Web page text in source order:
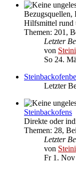
Bezugsquellen,
Hilfsmittel rund
Themen: 201 ,
Letzter
von Steini
So 24.
Letzter
Steinbackofens
Direkte oder
Themen: 28,
Letzter
von Steini
Fr 1.